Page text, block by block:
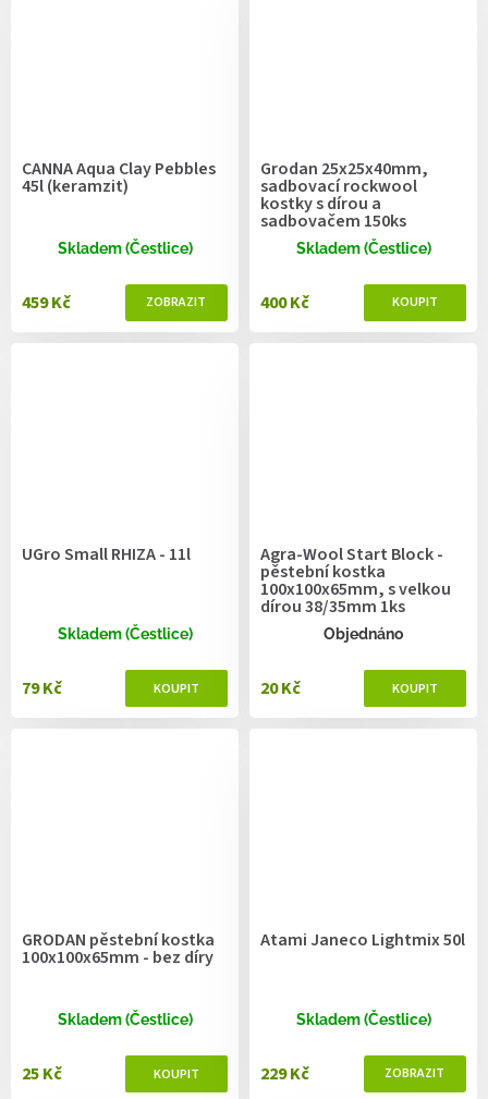
CANNA Aqua Clay Pebbles
45l (keramzit)
Skladem (Čestlice)
459 Kč
Grodan 25x25x40mm,
sadbovací rockwool
kostky s dírou a
sadbovačem 150ks
Skladem (Čestlice)
400 Kč
UGro Small RHIZA - 11l
Skladem (Čestlice)
79 Kč
Agra-Wool Start Block -
pěstební kostka
100x100x65mm, s velkou
dírou 38/35mm 1ks
Objednáno
20 Kč
GRODAN pěstební kostka
100x100x65mm - bez díry
Skladem (Čestlice)
25 Kč
Atami Janeco Lightmix 50l
Skladem (Čestlice)
229 Kč